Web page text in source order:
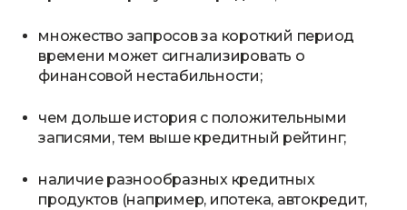
множество запросов за короткий период
времени может сигнализировать о
финансовой нестабильности;
чем дольше история с положительными
записями, тем выше кредитный рейтинг;
наличие разнообразных кредитных
продуктов (например, ипотека, автокредит,